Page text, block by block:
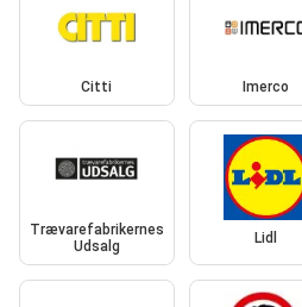
Citti Imerco
Trævarefabrikernes
Udsalg
Lidl